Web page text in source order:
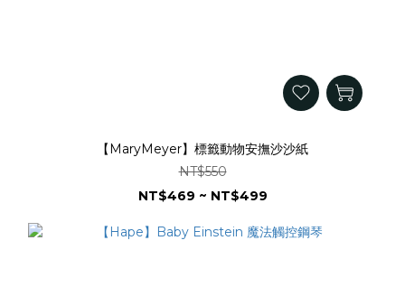
【MaryMeyer】標籤動物安撫沙沙紙
NT$550
NT$469 ~ NT$499